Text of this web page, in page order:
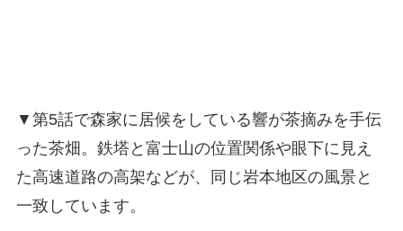
▼第5話で森家に居候をしている響が茶摘みを手伝
った茶畑。鉄塔と富士山の位置関係や眼下に見え
た高速道路の高架などが、同じ岩本地区の風景と
一致しています。